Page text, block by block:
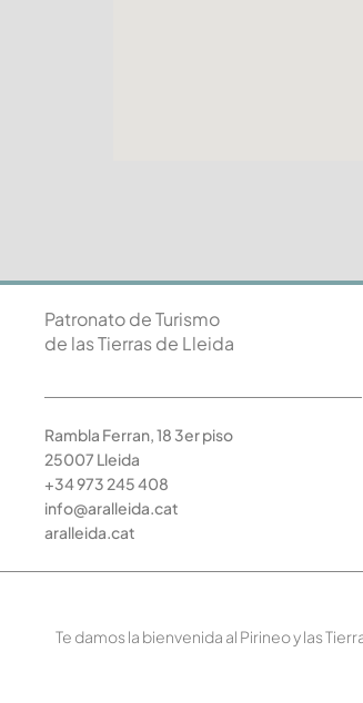
Patronato de Turismo
de las Tierras de Lleida
Rambla Ferran, 18 3er piso
25007 Lleida
+34 973 245 408
info@aralleida.cat
aralleida.cat
Te damos la bienvenida al Pirineo y las